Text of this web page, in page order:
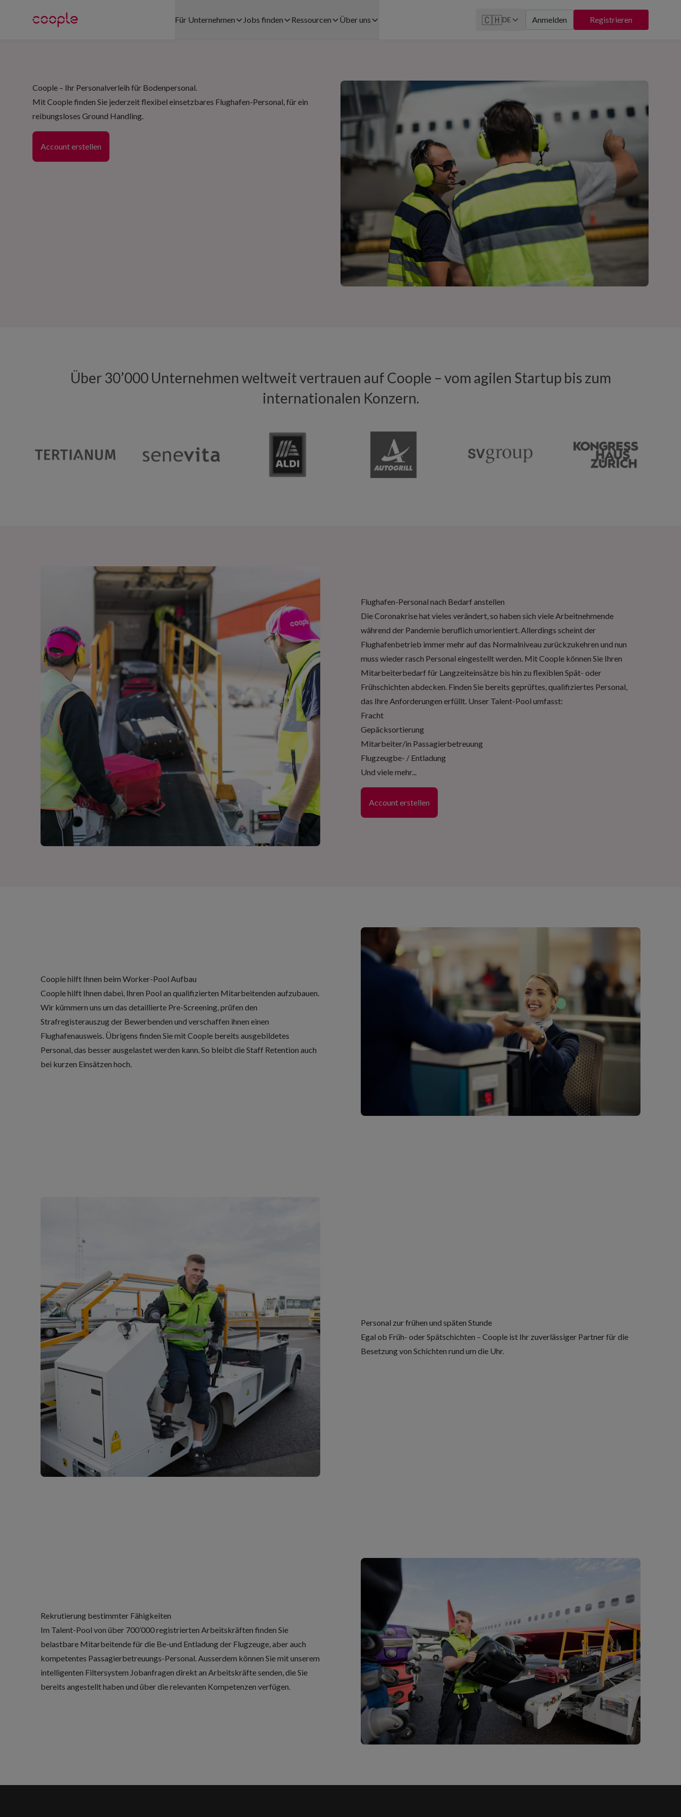
Für Unternehmen
Gesundheitswesen
Try & Hire
Personalplanung
Jobs finden
Coople Lohnabrechnung
Ressourcen
Presse
Über uns
Karriere
🇨🇭DE Anmelden Registrieren
Coople – Ihr Personalverleih für Bodenpersonal.
Mit Coople finden Sie jederzeit flexibel einsetzbares Flughafen-Personal, für ein
reibungsloses Ground Handling.
Account erstellen
Über 30’000 Unternehmen weltweit vertrauen auf Coople – vom agilen Startup bis zum
internationalen Konzern.
Flughafen-Personal nach Bedarf anstellen
Die Coronakrise hat vieles verändert, so haben sich viele Arbeitnehmende
während der Pandemie beruflich umorientiert. Allerdings scheint der
Flughafenbetrieb immer mehr auf das Normalniveau zurückzukehren und nun
muss wieder rasch Personal eingestellt werden. Mit Coople können Sie Ihren
Mitarbeiterbedarf für Langzeiteinsätze bis hin zu flexiblen Spät- oder
Frühschichten abdecken. Finden Sie bereits geprüftes, qualifiziertes Personal,
das Ihre Anforderungen erfüllt. Unser Talent-Pool umfasst:
Fracht
Gepäcksortierung
Mitarbeiter/in Passagierbetreuung
Flugzeugbe- / Entladung
Und viele mehr...
Account erstellen
Coople hilft Ihnen beim Worker-Pool Aufbau
Coople hilft Ihnen dabei, Ihren Pool an qualifizierten Mitarbeitenden aufzubauen.
Wir kümmern uns um das detaillierte Pre-Screening, prüfen den
Strafregisterauszug der Bewerbenden und verschaffen ihnen einen
Flughafenausweis. Übrigens finden Sie mit Coople bereits ausgebildetes
Personal, das besser ausgelastet werden kann. So bleibt die Staff Retention auch
bei kurzen Einsätzen hoch.
Personal zur frühen und späten Stunde
Egal ob Früh- oder Spätschichten – Coople ist Ihr zuverlässiger Partner für die
Besetzung von Schichten rund um die Uhr.
Rekrutierung bestimmter Fähigkeiten
Im Talent-Pool von über 700’000 registrierten Arbeitskräften finden Sie
belastbare Mitarbeitende für die Be-und Entladung der Flugzeuge, aber auch
kompetentes Passagierbetreuungs-Personal. Ausserdem können Sie mit unserem
intelligenten Filtersystem Jobanfragen direkt an Arbeitskräfte senden, die Sie
bereits angestellt haben und über die relevanten Kompetenzen verfügen.